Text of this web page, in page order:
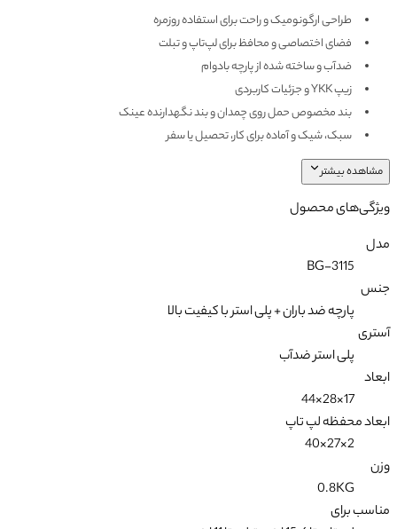
طراحی ارگونومیک و راحت برای استفاده روزمره
فضای اختصاصی و محافظ برای لپ‌تاپ و تبلت
ضدآب و ساخته شده از پارچه بادوام
زیپ YKK و جزئیات کاربردی
بند مخصوص حمل روی چمدان و بند نگهدارنده عینک
سبک، شیک و آماده برای کار، تحصیل یا سفر
مشاهده بیشتر
ویژگی‌های محصول
مدل
BG-3115
جنس
پارچه ضد باران + پلی استر با کیفیت بالا
آستری
پلی استر ضدآب
ابعاد
17×28×44
ابعاد محفظه لپ تاپ
2×27×40
وزن
0.8KG
مناسب برای